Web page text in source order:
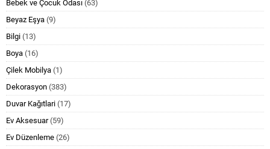
Bebek ve Çocuk Odası (63)
Beyaz Eşya (9)
Bilgi (13)
Boya (16)
Çilek Mobilya (1)
Dekorasyon (383)
Duvar Kağıtlari (17)
Ev Aksesuar(59)
Ev Düzenleme (26)